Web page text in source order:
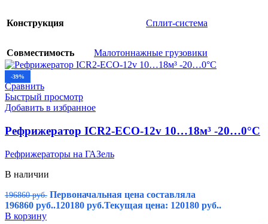
Конструкция Сплит-система
Совместимость Малотоннажные грузовики
-39%
Сравнить
Быстрый просмотр
Добавить в избранное
Рефрижератор ICR2-ECO-12v 10…18м³ -20…0°C
Рефрижераторы на ГАЗель
В наличии
196860руб. Первоначальная цена составляла
196860 руб..120180 руб.Текущая цена: 120180 руб..
В корзину